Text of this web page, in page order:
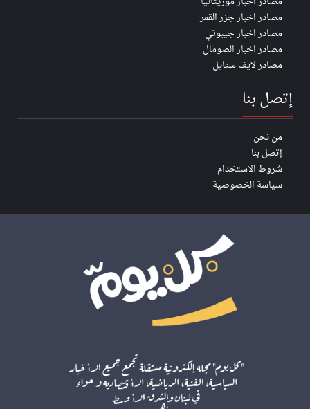
مصادر اخبار جزر القمر
مصادر اخبار جيبوتي
مصادر اخبار الصومال
مصادر لايف ستايل
إتصل بنا
من نحن
إتصل بنا
شروط الاستخدام
سياسة الخصوصية